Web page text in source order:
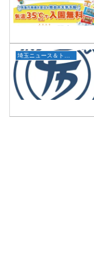
埼玉ニュース＆トピックス